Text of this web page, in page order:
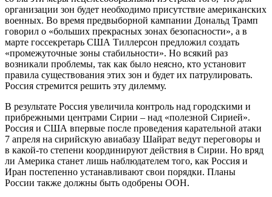
организации зон будет необходимо присутствие американских
военных. Во время предвыборной кампании Дональд Трамп
говорил о «больших прекрасных зонах безопасности», а в
марте госсекретарь США Тиллерсон предложил создать
«промежуточные зоны стабильности». Но всякий раз
возникали проблемы, так как было неясно, кто установит
правила существования этих зон и будет их патрулировать.
Россия стремится решить эту дилемму.
В результате Россия увеличила контроль над городскими и
прибрежными центрами Сирии – над «полезной Сирией».
Россия и США впервые после проведения карательной атаки
7 апреля на сирийскую авиабазу Шайрат ведут переговоры и
в какой-то степени координируют действия в Сирии. Но вряд
ли Америка станет лишь наблюдателем того, как Россия и
Иран постепенно устанавливают свои порядки. Планы
России также должны быть одобрены ООН.